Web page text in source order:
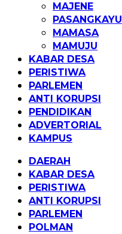
MAJENE
PASANGKAYU
MAMASA
MAMUJU
KABAR DESA
PERISTIWA
PARLEMEN
ANTI KORUPSI
PENDIDIKAN
ADVERTORIAL
KAMPUS
DAERAH
KABAR DESA
PERISTIWA
ANTI KORUPSI
PARLEMEN
POLMAN